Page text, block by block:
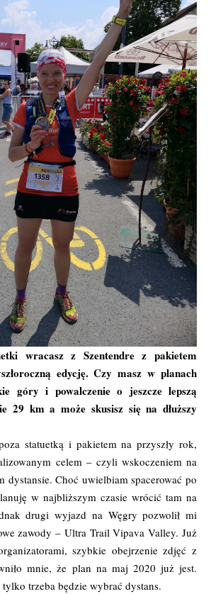
wracasz z Szentendre z pakietem
edycję. Czy masz w planach
góry i powalczenie o jeszcze lepszą
29 km a może skusisz się na dłuższy
statuetką i pakietem na przyszły rok,
celem – czyli wskoczeniem na
dystansie. Choć uwielbiam spacerować po
w najbliższym czasie wrócić tam na
drugi wyjazd na Węgry pozwolił mi
zawody – Ultra Trail Vipava Valley. Już
szybkie obejrzenie zdjęć z
mnie, że plan na maj 2020 już jest.
trzeba będzie wybrać dystans.